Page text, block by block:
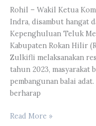
Masuk
Fase
Akhir
Rohil – Wakil Ketua
Indra, disambut hangat
Kepenghuluan Teluk
Kabupaten Rokan Hilir
Zulkifli melaksanakan
tahun 2023, masyarakat
pembangunan balai
berharap
Zulkifli
Read More »